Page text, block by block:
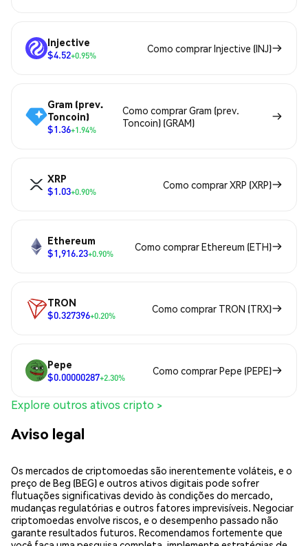
Injective
$4.52+0.95%
Como comprar Injective (INJ)
Gram (prev.
Toncoin)
$1.36+1.94%
Como comprar Gram (prev.
Toncoin) (GRAM)
XRP
$1.03+0.90%
Como comprar XRP (XRP)
Ethereum
$1,916.23+0.90%
Como comprar Ethereum (ETH)
TRON
$0.327396+0.20%
Como comprar TRON (TRX)
Pepe
$0.00000287+2.30%
Como comprar Pepe (PEPE)
Explore outros ativos cripto >
Aviso legal
Os mercados de criptomoedas são inerentemente voláteis, e o
preço de Beg (BEG) e outros ativos digitais pode sofrer
flutuações significativas devido às condições do mercado,
mudanças regulatórias e outros fatores imprevisíveis. Negociar
criptomoedas envolve riscos, e o desempenho passado não
garante resultados futuros. Recomendamos fortemente que